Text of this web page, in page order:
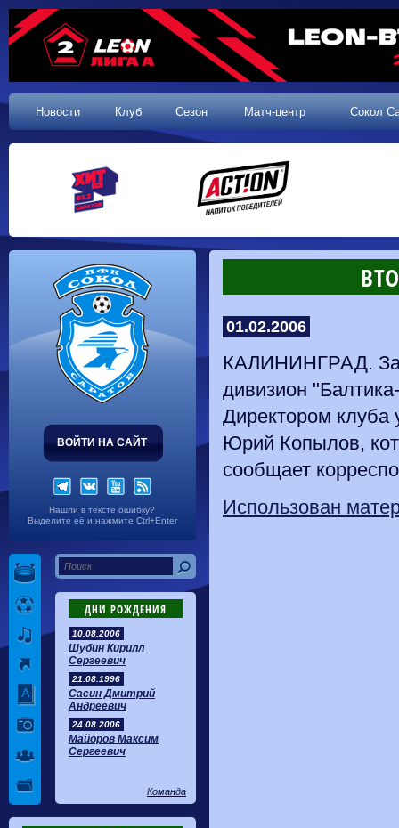
Новости Клуб Сезон Матч-центр Сокол
ВОЙТИ НА САЙТ
Нашли в тексте ошибку?
Выделите её и нажмите Ctrl+Enter
ДНИ РОЖДЕНИЯ
10.08.2006
Шубин Кирилл
Сергеевич
21.08.1996
Сасин Дмитрий
Андреевич
24.08.2006
Майоров Максим
Сергеевич
Команда
01.02.2006
КАЛИНИНГРАД.
дивизион
Директором клуба
Юрий Копылов,
сообщает
Использован